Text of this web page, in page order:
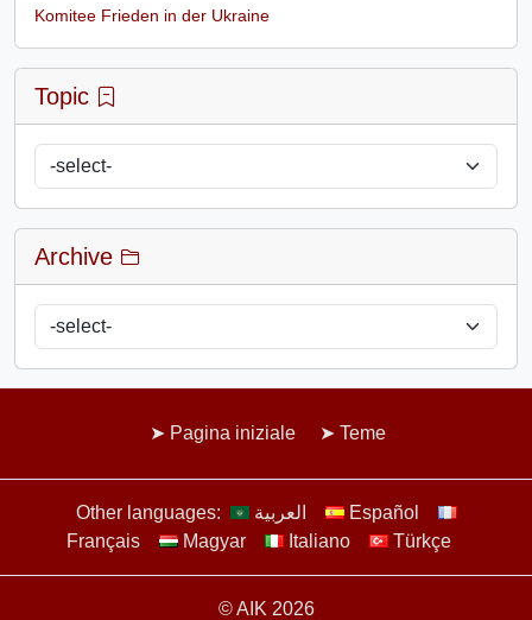
Komitee Frieden in der Ukraine
Topic
Archive
Pagina iniziale Teme
Other languages: العربية
Español
Français
Magyar Italiano Türkçe
© AIK 2026